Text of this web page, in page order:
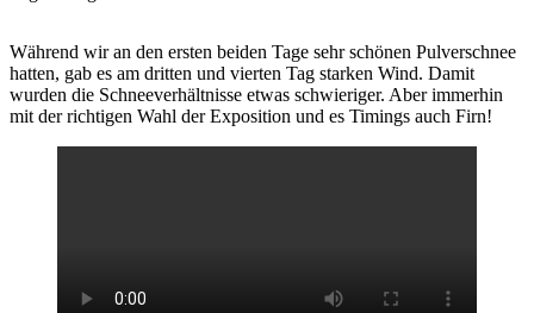
Während wir an den ersten beiden Tage sehr schönen Pulverschnee
hatten, gab es am dritten und vierten Tag starken Wind. Damit
wurden die Schneeverhältnisse etwas schwieriger. Aber immerhin
mit der richtigen Wahl der Exposition und es Timings auch Firn!